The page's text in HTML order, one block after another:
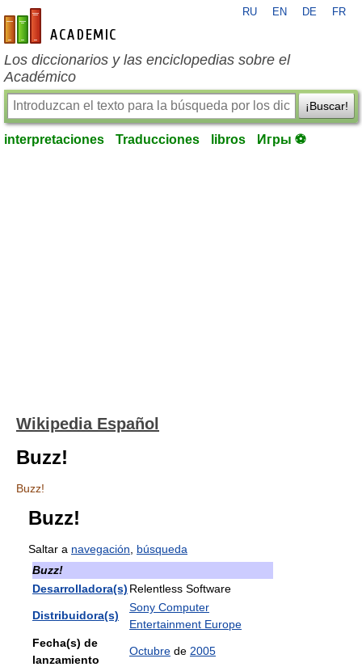
es-academic.com
RU EN DE FR
Los diccionarios y las enciclopedias sobre el
Académico
¡Buscar!
interpretaciones Traducciones libros Игры ⚽
Wikipedia Español
Buzz!
Buzz!
Buzz!
Saltar a navegación
búsqueda
Buzz!
Desarrolladora(s) Relentless Software
Distribuidora(s)
Sony Computer
Entertainment Europe
Fecha(s) de
lanzamiento
Octubre de 2005